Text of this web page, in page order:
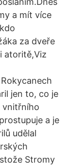
a mít více
za dveře
atoritě,Viz
jen to, co je
vnitřního
a je
udělal
Stromy